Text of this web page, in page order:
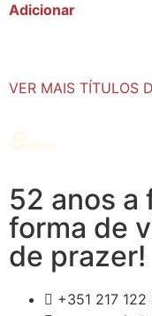
Adicionar
VER MAIS TÍTULOS
52 anos a
forma de
de prazer!
+351 217 122